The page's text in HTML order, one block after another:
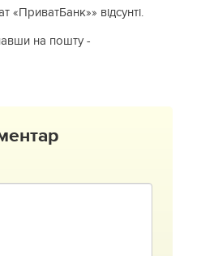
відсунті.
на пошту -